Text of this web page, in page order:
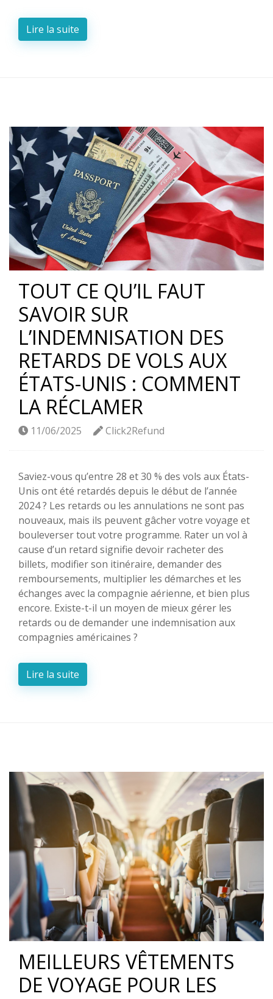
Lire la suite
TOUT CE QU’IL FAUT
SAVOIR SUR
L’INDEMNISATION DES
RETARDS DE VOLS AUX
ÉTATS-UNIS : COMMENT
LA RÉCLAMER
11/06/2025 Click2Refund
Saviez-vous qu’entre 28 et 30 % des vols aux États-
Unis ont été retardés depuis le début de l’année
2024 ? Les retards ou les annulations ne sont pas
nouveaux, mais ils peuvent gâcher votre voyage et
bouleverser tout votre programme. Rater un vol à
cause d’un retard signifie devoir racheter des
billets, modifier son itinéraire, demander des
remboursements, multiplier les démarches et les
échanges avec la compagnie aérienne, et bien plus
encore. Existe-t-il un moyen de mieux gérer les
retards ou de demander une indemnisation aux
compagnies américaines ?
Lire la suite
MEILLEURS VÊTEMENTS
DE VOYAGE POUR LES